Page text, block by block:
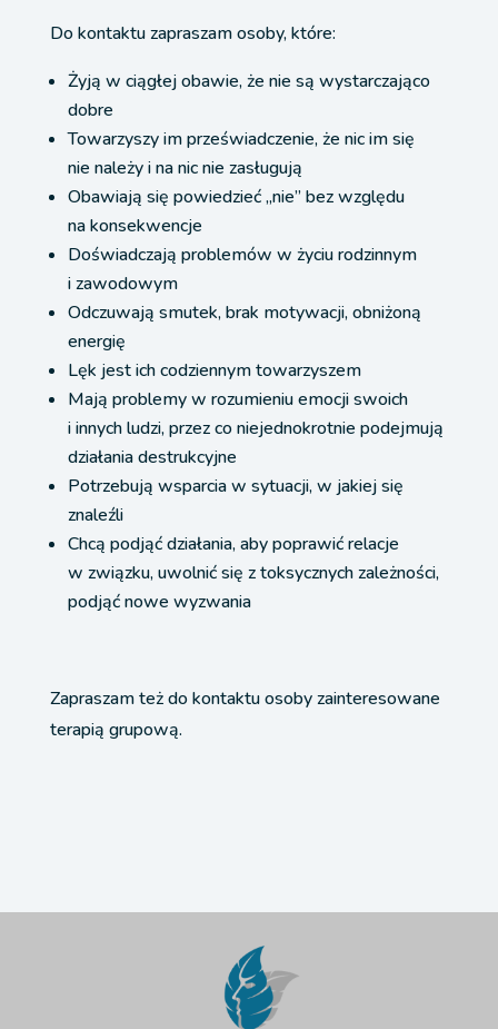
Do kontaktu zapraszam osoby, które:
Żyją w ciągłej obawie, że nie są wystarczająco
dobre
Towarzyszy im przeświadczenie, że nic im się
nie należy i na nic nie zasługują
Obawiają się powiedzieć „nie” bez względu
na konsekwencje
Doświadczają problemów w życiu rodzinnym
i zawodowym
Odczuwają smutek, brak motywacji, obniżoną
energię
Lęk jest ich codziennym towarzyszem
Mają problemy w rozumieniu emocji swoich
i innych ludzi, przez co niejednokrotnie podejmują
działania destrukcyjne
Potrzebują wsparcia w sytuacji, w jakiej się
znaleźli
Chcą podjąć działania, aby poprawić relacje
w związku, uwolnić się z toksycznych zależności,
podjąć nowe wyzwania
Zapraszam też do kontaktu osoby zainteresowane
terapią grupową.